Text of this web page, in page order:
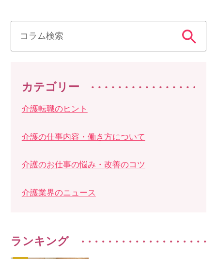
カテゴリー
介護転職のヒント
介護の仕事内容・働き方について
介護のお仕事の悩み・改善のコツ
介護業界のニュース
ランキング